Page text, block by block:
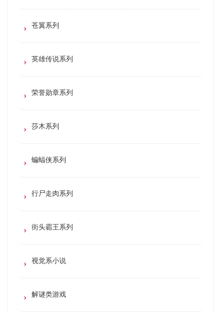
苍翼系列
英雄传说系列
荣誉勋章系列
莎木系列
蝙蝠侠系列
行尸走肉系列
街头霸王系列
视觉系小说
解谜类游戏